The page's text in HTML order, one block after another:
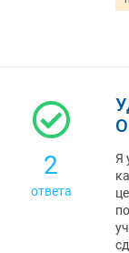
2
ответа
Я